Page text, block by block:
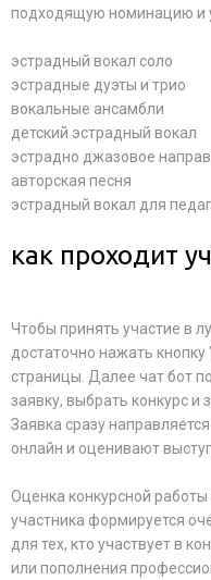
подходящую номинацию и
эстрадный вокал соло
эстрадные дуэты и трио
вокальные ансамбли
детский эстрадный вокал
эстрадно джазовое
авторская песня
эстрадный вокал для
как проходит
Чтобы принять участие в
достаточно нажать кнопку
страницы. Далее чат бот
заявку, выбрать конкурс и
Заявка сразу
онлайн и оценивают
Оценка конкурсной
участника формируется
для тех, кто участвует в
или пополнения